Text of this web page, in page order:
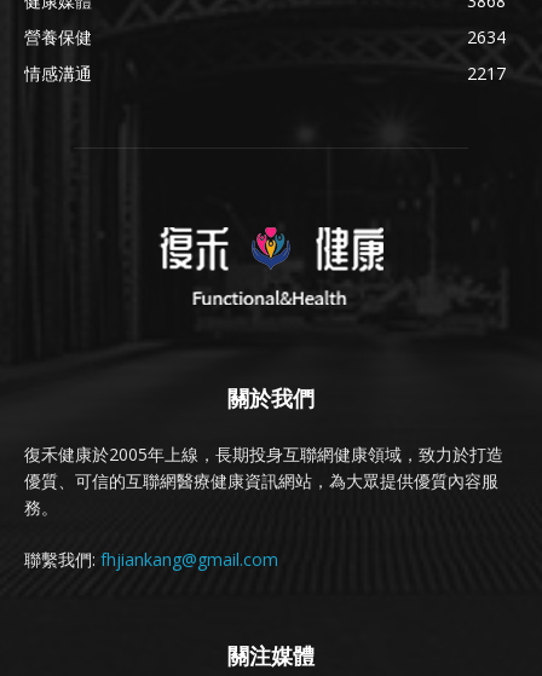
營養保健
2634
情感溝通
2217
關於我們
復禾健康於2005年上線，長期投身互聯網健康領域，致力於打造
優質、可信的互聯網醫療健康資訊網站，為大眾提供優質內容服
務。
聯繫我們: fhjiankang@gmail.com
關注媒體